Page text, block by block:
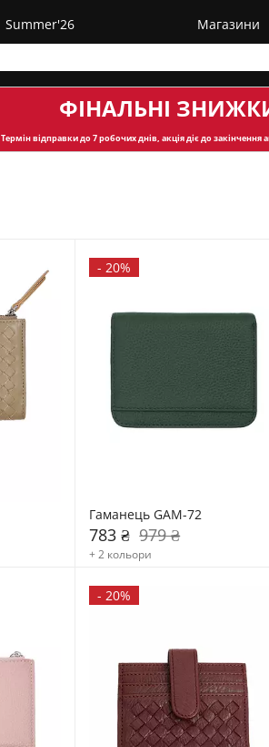
Summer'26 Магазини
ФІНАЛЬНІ
Термін відправкидо 7 робочих днів, акція діє до закінчення
-20%
Гаманець GAM-72
783 ₴ 979 ₴
+ 2 кольори
-20%